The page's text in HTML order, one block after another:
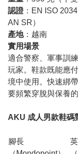
認證：EN ISO
AN SR）
產地：越南
實用場景
適合警察、軍事訓
玩家。鞋款既能應
境中使用。快速綁
要頻繁穿脫與保養的
AKU 成人男款鞋碼
腳長